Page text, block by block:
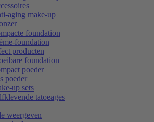
aging make-up
foundation
foundation
producten
foundation
poeder
poeder
up sets
tatoeages
weergeven